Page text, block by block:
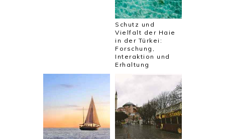
Schutz und
Vielfalt der Haie
in der Türkei:
Forschung,
Interaktion und
Erhaltung